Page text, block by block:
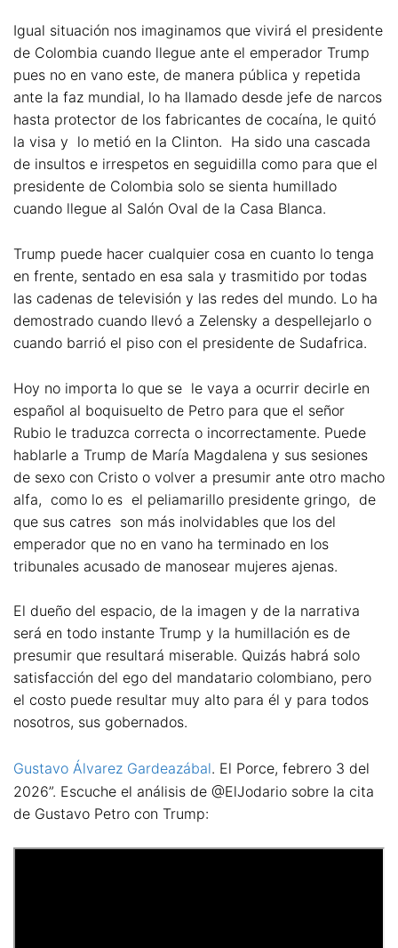
Igual situación nos imaginamos que vivirá el presidente
de Colombia cuando llegue ante el emperador Trump
pues no en vano este, de manera pública y repetida
ante la faz mundial, lo ha llamado desde jefe de narcos
hasta protector de los fabricantes de cocaína, le quitó
la visa y lo metió en la Clinton. Ha sido una cascada
de insultos e irrespetos en seguidilla como para que el
presidente de Colombia solo se sienta humillado
cuando llegue al Salón Oval de la Casa Blanca.
Trump puede hacer cualquier cosa en cuanto lo tenga
en frente, sentado en esa sala y trasmitido por todas
las cadenas de televisión y las redes del mundo. Lo ha
demostrado cuando llevó a Zelensky a despellejarlo o
cuando barrió el piso con el presidente de Sudafrica.
Hoy no importa lo que se le vaya a ocurrir decirle en
español al boquisuelto de Petro para que el señor
Rubio le traduzca correcta o incorrectamente. Puede
hablarle a Trump de María Magdalena y sus sesiones
de sexo con Cristo o volver a presumir ante otro macho
alfa, como lo es el peliamarillo presidente gringo, de
que sus catres son más inolvidables que los del
emperador que no en vano ha terminado en los
tribunales acusado de manosear mujeres ajenas.
El dueño del espacio, de la imagen y de la narrativa
será en todo instante Trump y la humillación es de
presumir que resultará miserable. Quizás habrá solo
satisfacción del ego del mandatario colombiano, pero
el costo puede resultar muy alto para él y para todos
nosotros, sus gobernados.
Gustavo Álvarez Gardeazábal. El Porce, febrero 3 del
2026”. Escuche el análisis de @ElJodario sobre la cita
de Gustavo Petro con Trump: